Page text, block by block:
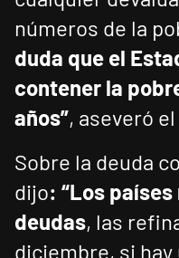
números de la
duda que el
contener la
años”, aseveró
Sobre la deuda
dijo: “Los
deudas, las
diciembre, si